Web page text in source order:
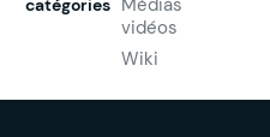
catégories
vidéos
Wiki